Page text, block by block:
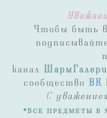
Чтобы быть в
канал ШармГалери
сообщество ВК
С
*Все предметы в